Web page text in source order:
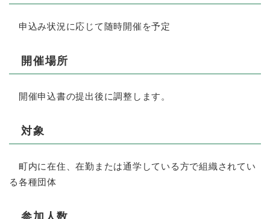
申込み状況に応じて随時開催を予定
開催場所
開催申込書の提出後に調整します。
対象
町内に在住、在勤または通学している方で組織されてい
る各種団体